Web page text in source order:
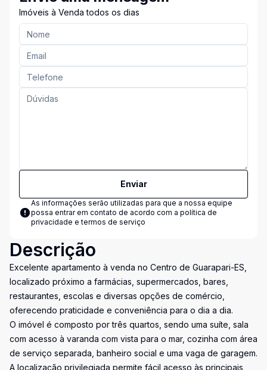
Imóveis à Venda todos os dias
Enviar
As informações serão utilizadas para que a nossa equipe
possa entrar em contato de acordo com a política de
privacidade e termos de serviço
Descrição
Excelente apartamento à venda no Centro de Guarapari-ES,
localizado próximo a farmácias, supermercados, bares,
restaurantes, escolas e diversas opções de comércio,
oferecendo praticidade e conveniência para o dia a dia.
O imóvel é composto por três quartos, sendo uma suíte, sala
com acesso à varanda com vista para o mar, cozinha com área
de serviço separada, banheiro social e uma vaga de garagem.
A localização privilegiada permite fácil acesso às principais